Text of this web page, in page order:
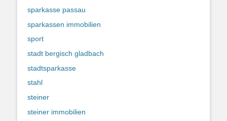
sparkasse passau
sparkassen immobilien
sport
stadt bergisch gladbach
stadtsparkasse
stahl
steiner
steiner immobilien